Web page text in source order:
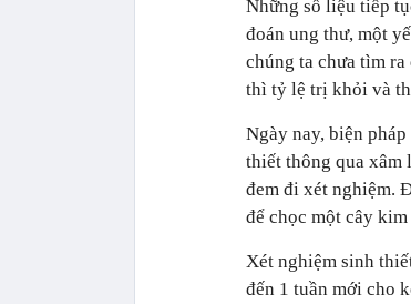
Những số liệu tiếp
đoán ung thư, một
chúng ta chưa tìm
thì tỷ lệ trị khỏi và
Ngày nay, biện
thiết thông qua xâm
đem đi xét nghiệm.
để chọc một cây
Xét nghiệm sinh
đến 1 tuần mới cho